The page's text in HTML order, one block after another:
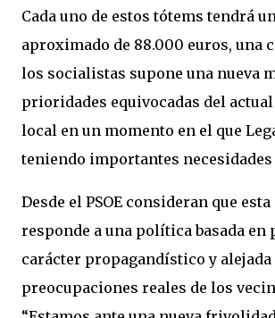
Cada uno de estos tótems tendrá
aproximado de 88.000 euros, una
los socialistas supone una nueva
prioridades equivocadas del
local en un momento en el que
teniendo importantes necesidades
Desde el PSOE consideran que
responde a una política basada en
carácter propagandístico y alejada
preocupaciones reales de los